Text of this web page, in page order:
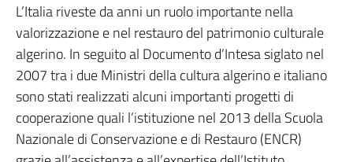
L’Italia riveste da anni un ruolo importante nella
valorizzazione e nel restauro del patrimonio culturale
algerino. In seguito al Documento d’Intesa siglato nel
2007 tra i due Ministri della cultura algerino e italiano
sono stati realizzati alcuni importanti progetti di
cooperazione quali l’istituzione nel 2013 della Scuola
Nazionale di Conservazione e di Restauro (ENCR)